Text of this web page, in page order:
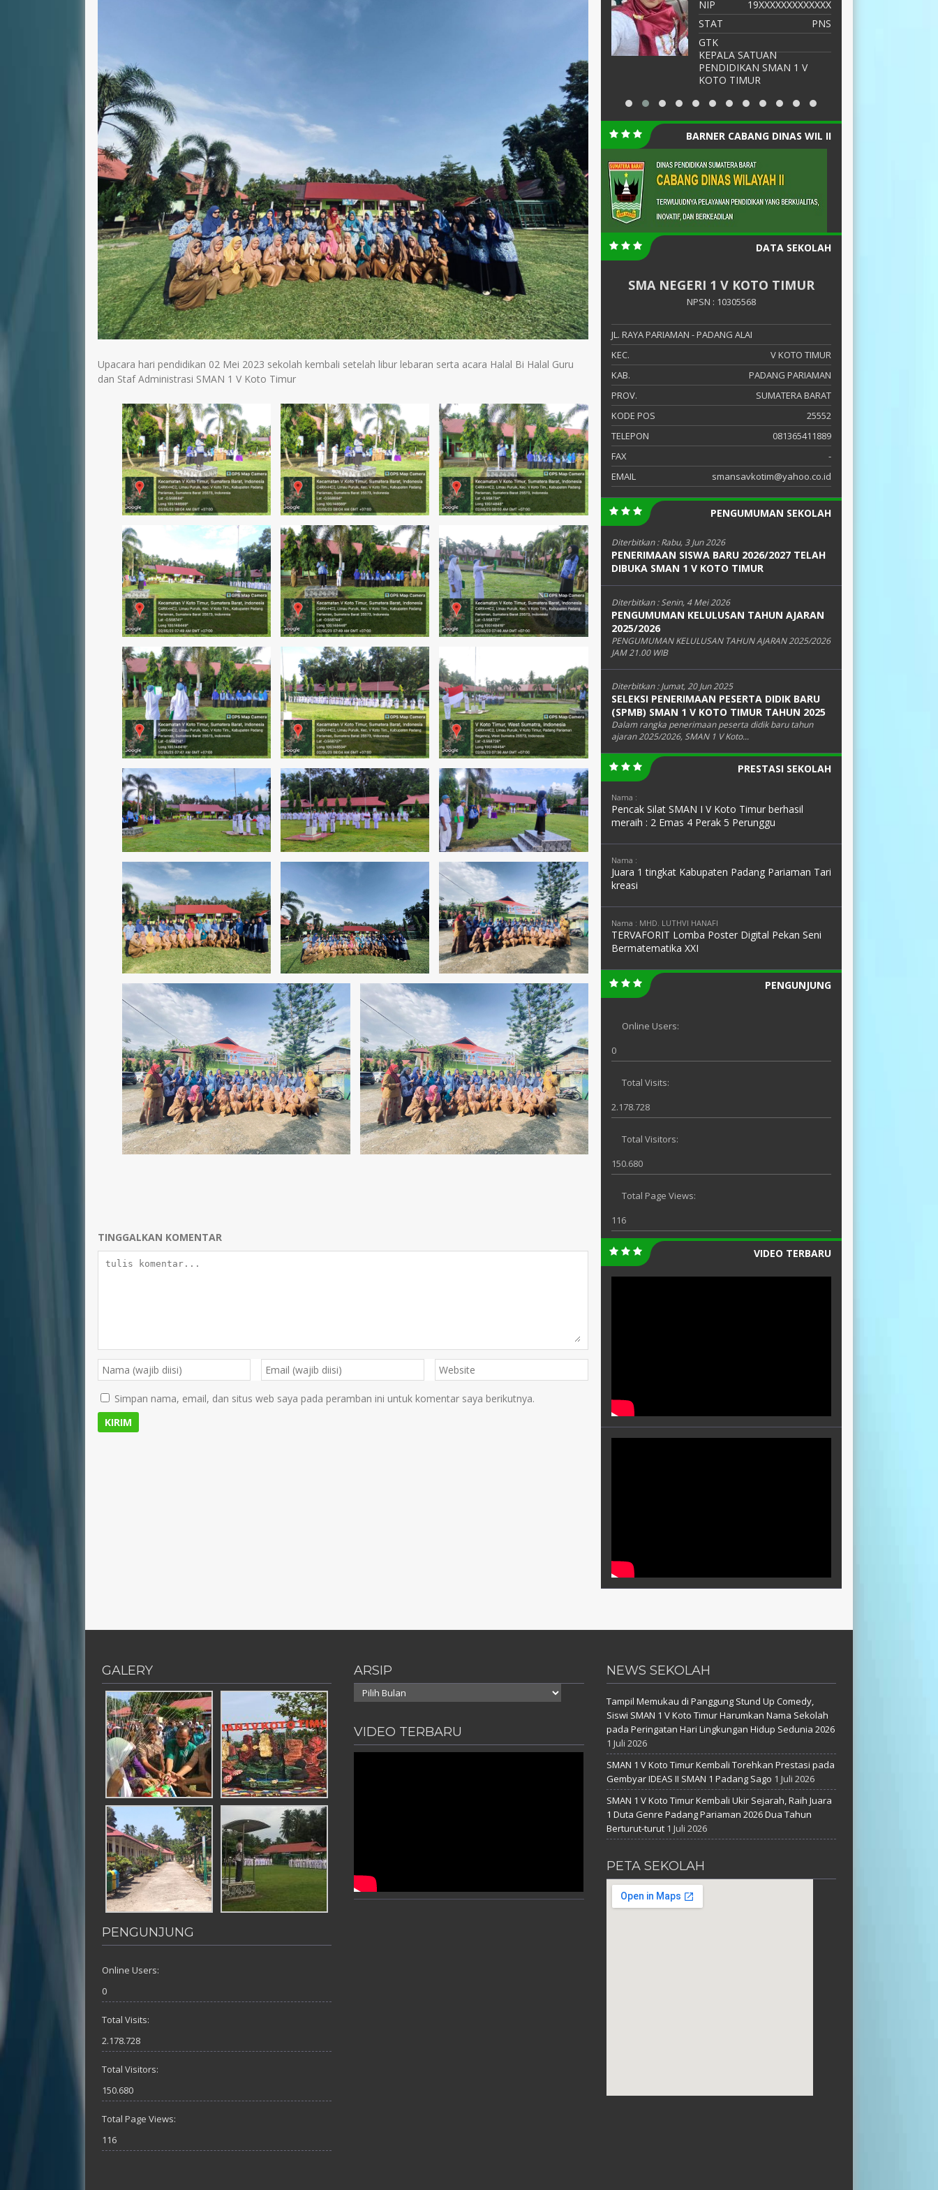
Upacara hari pendidikan 02 Mei 2023 sekolah kembali setelah libur lebaran serta acara Halal Bi Halal Guru
dan Staf Administrasi SMAN 1 V Koto Timur
TINGGALKAN KOMENTAR
Simpan nama, email, dan situs web saya pada peramban ini untuk komentar saya berikutnya.
NIP
19XXXXXXXXXXXXX
STAT
PNS
GTK
KEPALA SATUAN
PENDIDIKAN SMAN 1 V
KOTO TIMUR
BARNER CABANG DINAS WIL II
DATA SEKOLAH
SMA NEGERI 1 V KOTO TIMUR
NPSN : 10305568
JL. RAYA PARIAMAN - PADANG ALAI
KEC.
V KOTO TIMUR
KAB.
PADANG PARIAMAN
PROV.
SUMATERA BARAT
KODE POS
25552
TELEPON
081365411889
FAX
-
EMAIL
smansavkotim@yahoo.co.id
PENGUMUMAN SEKOLAH
Diterbitkan :Rabu, 3 Jun 2026
PENERIMAAN SISWA BARU 2026/2027 TELAH
DIBUKA SMAN 1 V KOTO TIMUR
Diterbitkan :Senin, 4 Mei 2026
PENGUMUMAN KELULUSAN TAHUN AJARAN
2025/2026
PENGUMUMAN KELULUSAN TAHUN AJARAN 2025/2026
JAM 21.00 WIB
Diterbitkan :Jumat, 20 Jun 2025
SELEKSI PENERIMAAN PESERTA DIDIK BARU
(SPMB) SMAN 1 V KOTO TIMUR TAHUN 2025
Dalam rangka penerimaan peserta didik baru tahun
ajaran 2025/2026, SMAN 1 V Koto...
PRESTASI SEKOLAH
Nama :
Pencak Silat SMAN I V Koto Timur berhasil
meraih : 2 Emas 4 Perak 5 Perunggu
Nama :
Juara 1 tingkat Kabupaten Padang Pariaman Tari
kreasi
Nama : MHD. LUTHVI HANAFI
TERVAFORIT Lomba Poster Digital Pekan Seni
Bermatematika XXI
PENGUNJUNG
Online Users:
0
Total Visits:
2.178.728
Total Visitors:
150.680
Total Page Views:
116
VIDEO TERBARU
GALERY
PENGUNJUNG
Online Users:
0
Total Visits:
2.178.728
Total Visitors:
150.680
Total Page Views:
116
ARSIP
Arsip
VIDEO TERBARU
NEWS SEKOLAH
Tampil Memukau di Panggung Stund Up Comedy,
Siswi SMAN 1 V Koto Timur Harumkan Nama Sekolah
pada Peringatan Hari Lingkungan Hidup Sedunia 2026
1 Juli 2026
SMAN 1 V Koto Timur Kembali Torehkan Prestasi pada
Gembyar IDEAS II SMAN 1 Padang Sago 1 Juli 2026
SMAN 1 V Koto Timur Kembali Ukir Sejarah, Raih Juara
1 Duta Genre Padang Pariaman 2026 Dua Tahun
Berturut-turut 1 Juli 2026
PETA SEKOLAH